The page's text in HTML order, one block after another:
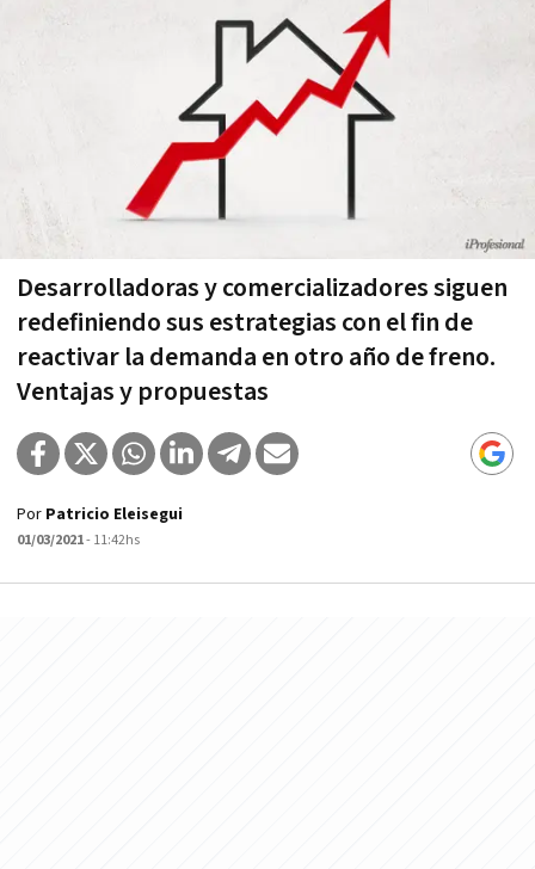
Desarrolladoras y comercializadores siguen
redefiniendo sus estrategias con el fin de
reactivar la demanda en otro año de freno.
Ventajas y propuestas
Por Patricio Eleisegui
01/03/2021- 11:42hs